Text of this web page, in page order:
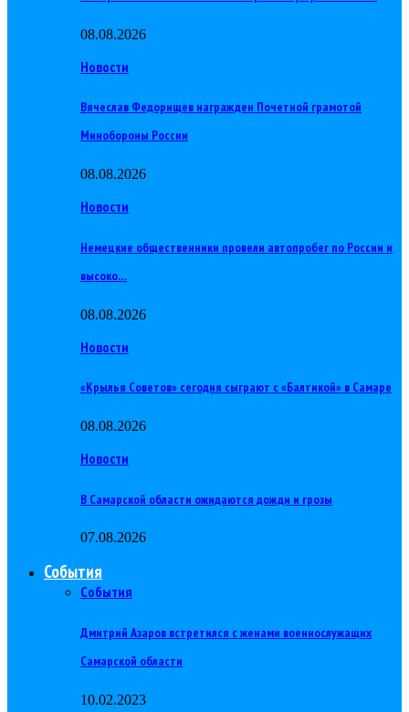
08.08.2026
Новости
Вячеслав Федорищев награжден Почетной грамотой
Минобороны России
08.08.2026
Новости
Немецкие общественники провели автопробег по России и
высоко…
08.08.2026
Новости
«Крылья Советов» сегодня сыграют с «Балтикой» в Самаре
08.08.2026
Новости
В Самарской области ожидаются дожди и грозы
07.08.2026
События
События
Дмитрий Азаров встретился с женами военнослужащих
Самарской области
10.02.2023